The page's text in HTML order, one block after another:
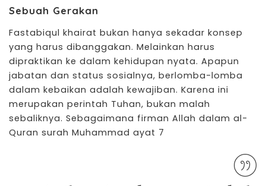
Sebuah Gerakan
Fastabiqul khairat bukan hanya sekadar konsep
yang harus dibanggakan. Melainkan harus
dipraktikan ke dalam kehidupan nyata. Apapun
jabatan dan status sosialnya, berlomba-lomba
dalam kebaikan adalah kewajiban. Karena ini
merupakan perintah Tuhan, bukan malah
sebaliknya. Sebagaimana firman Allah dalam al-
Quran surah Muhammad ayat 7